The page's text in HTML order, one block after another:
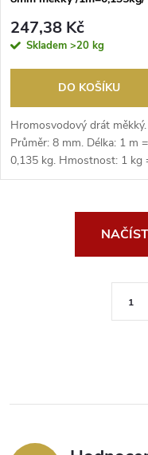
247,38 Kč
Skladem >20 kg
DO KOŠÍKU
Hromosvodový drát měkký.
Průměr: 8 mm. Délka: 1 m =
0,135 kg. Hmostnost: 1 kg
7,4 m.
k
v
1